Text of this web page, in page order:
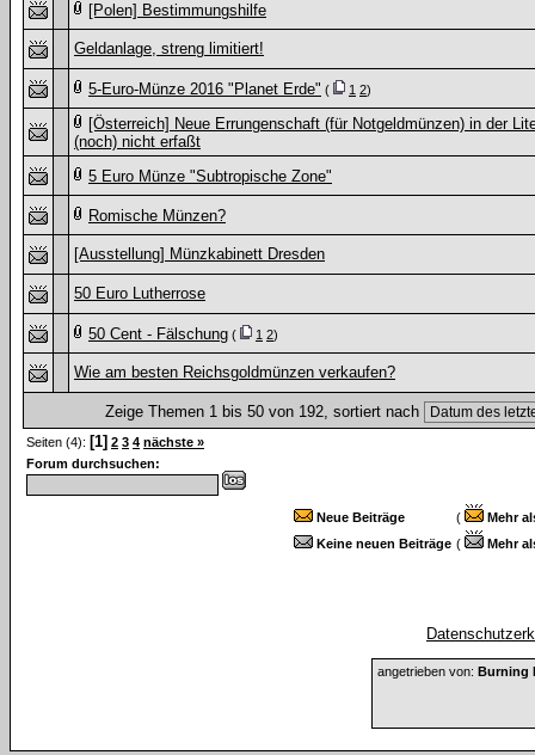
[Polen] Bestimmungshilfe
Geldanlage, streng limitiert!
5-Euro-Münze 2016 "Planet Erde" ( 1 2)
[Österreich] Neue Errungenschaft (für Notgeldmünzen) in der
(noch) nicht erfaßt
5 Euro Münze "Subtropische Zone"
Romische Münzen?
[Ausstellung] Münzkabinett Dresden
50 Euro Lutherrose
50 Cent - Fälschung ( 1 2)
Wie am besten Reichsgoldmünzen verkaufen?
Zeige Themen 1 bis 50 von 192, sortiert nach
Seiten (4): [1] 2 3 4 nächste »
Forum durchsuchen:
Neue Beiträge (
Mehr
Keine neuen Beiträge ( Mehr
angetrieben von: Burning